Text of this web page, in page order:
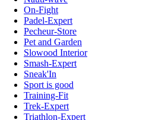
On-Fight
Padel-Expert
Pecheur-Store
Pet and Garden
Slowood Interior
Smash-Expert
Sneak'In
Sport is good
Training-Fit
Trek-Expert
Triathlon-Expert